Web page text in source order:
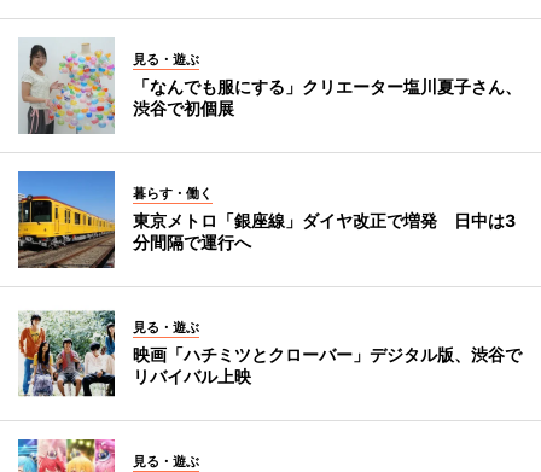
見る・遊ぶ
「なんでも服にする」クリエーター塩川夏子さん、
渋谷で初個展
暮らす・働く
東京メトロ「銀座線」ダイヤ改正で増発 日中は3
分間隔で運行へ
見る・遊ぶ
映画「ハチミツとクローバー」デジタル版、渋谷で
リバイバル上映
見る・遊ぶ